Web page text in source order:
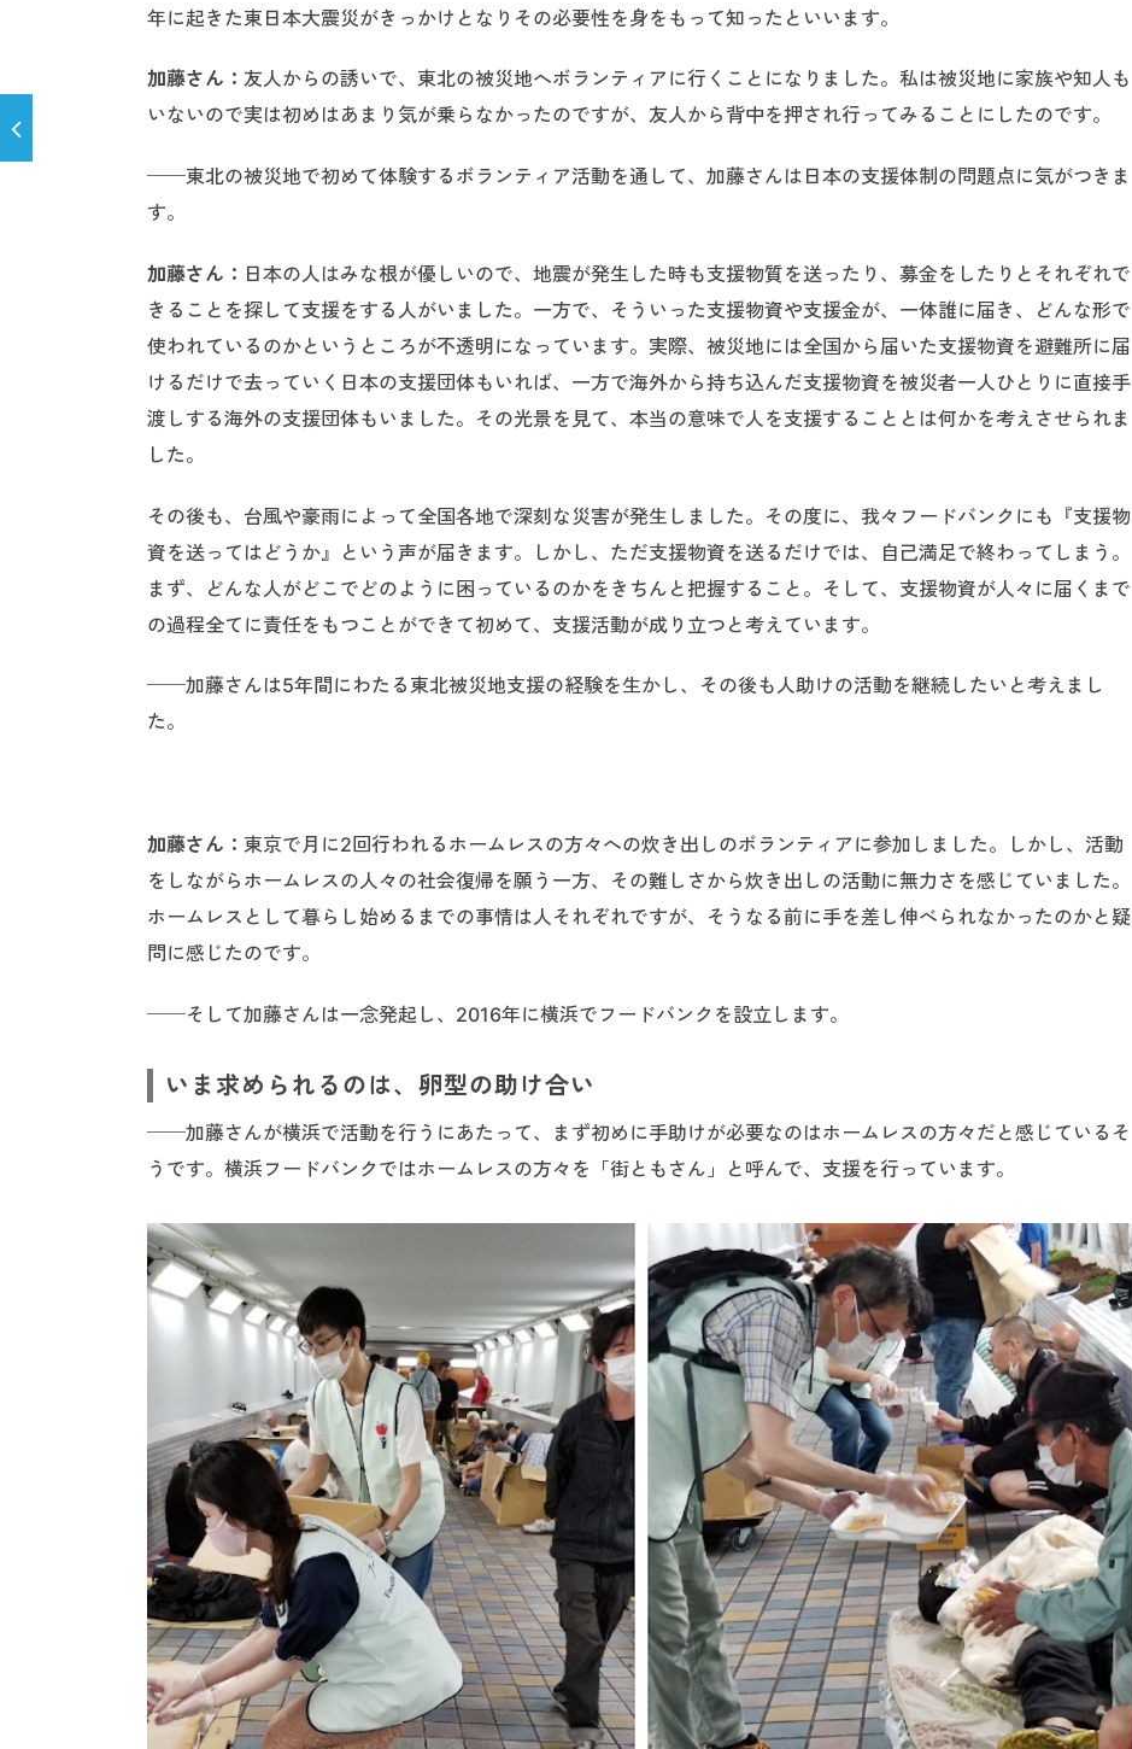
年に起きた東日本大震災がきっかけとなりその必要性を身をもって知ったといいます。
加藤さん： 友人からの誘いで、東北の被災地へボランティアに行くことになりました。私は被災地に家族や知人も
いないので実は初めはあまり気が乗らなかったのですが、友人から背中を押され行ってみることにしたのです。
──東北の被災地で初めて体験するボランティア活動を通して、加藤さんは日本の支援体制の問題点に気がつきま
す。
加藤さん： 日本の人はみな根が優しいので、地震が発生した時も支援物質を送ったり、募金をしたりとそれぞれで
きることを探して支援をする人がいました。一方で、そういった支援物資や支援金が、一体誰に届き、どんな形で
使われているのかというところが不透明になっています。実際、被災地には全国から届いた支援物資を避難所に届
けるだけで去っていく日本の支援団体もいれば、一方で海外から持ち込んだ支援物資を被災者一人ひとりに直接手
渡しする海外の支援団体もいました。その光景を見て、本当の意味で人を支援することとは何かを考えさせられま
した。
その後も、台風や豪雨によって全国各地で深刻な災害が発生しました。その度に、我々フードバンクにも『支援物
資を送ってはどうか』という声が届きます。しかし、ただ支援物資を送るだけでは、自己満足で終わってしまう。
まず、どんな人がどこでどのように困っているのかをきちんと把握すること。そして、支援物資が人々に届くまで
の過程全てに責任をもつことができて初めて、支援活動が成り立つと考えています。
──加藤さんは5年間にわたる東北被災地支援の経験を生かし、その後も人助けの活動を継続したいと考えまし
た。
加藤さん： 東京で月に2回行われるホームレスの方々への炊き出しのボランティアに参加しました。しかし、活動
をしながらホームレスの人々の社会復帰を願う一方、その難しさから炊き出しの活動に無力さを感じていました。
ホームレスとして暮らし始めるまでの事情は人それぞれですが、そうなる前に手を差し伸べられなかったのかと疑
問に感じたのです。
──そして加藤さんは一念発起し、2016年に横浜でフードバンクを設立します。
いま求められるのは、卵型の助け合い
──加藤さんが横浜で活動を行うにあたって、まず初めに手助けが必要なのはホームレスの方々だと感じているそ
うです。横浜フードバンクではホームレスの方々を「街ともさん」と呼んで、支援を行っています。